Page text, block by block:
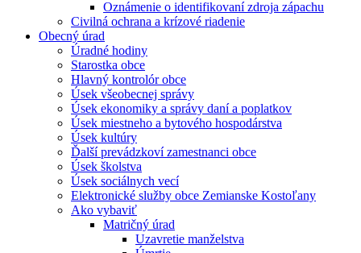
Oznámenie o identifikovaní zdroja zápachu
Civilná ochrana a krízové riadenie
Obecný úrad
Úradné hodiny
Starostka obce
Hlavný kontrolór obce
Úsek všeobecnej správy
Úsek ekonomiky a správy daní a poplatkov
Úsek miestneho a bytového hospodárstva
Úsek kultúry
Ďalší prevádzkoví zamestnanci obce
Úsek školstva
Úsek sociálnych vecí
Elektronické služby obce Zemianske Kostoľany
Ako vybaviť
Matričný úrad
Uzavretie manželstva